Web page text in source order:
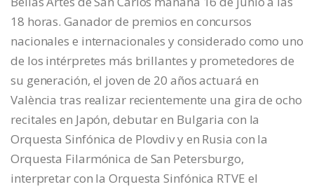
18 horas. Ganador de premios en concursos
nacionales e internacionales y considerado como uno
de los intérpretes más brillantes y prometedores de
su generación, el joven de 20 años actuará en
València tras realizar recientemente una gira de ocho
recitales en Japón, debutar en Bulgaria con la
Orquesta Sinfónica de Plovdiv y en Rusia con la
Orquesta Filarmónica de San Petersburgo,
interpretar con la Orquesta Sinfónica RTVE el